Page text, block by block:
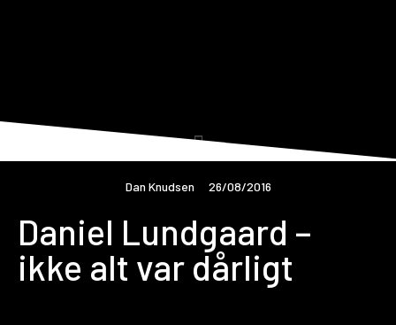
Dan Knudsen 26/08/2016
Daniel Lundgaard –
ikke alt var dårligt